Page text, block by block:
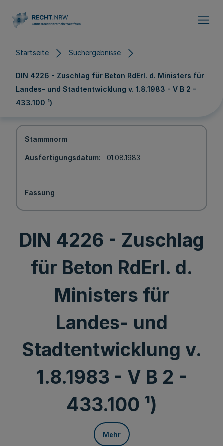
Startseite Suchergebnisse
DIN 4226 - Zuschlag für Beton RdErl. d. Ministers für
Landes- und Stadtentwicklung v. 1.8.1983 - V B 2 -
433.100 ¹)
Stammnorm
Ausfertigungsdatum 01.08.1983
Fassung
DIN 4226 - Zuschlag
für Beton RdErl. d.
Ministers für
Landes- und
Stadtentwicklung v.
1.8.1983 - V B 2 -
433.100 ¹)
Mehr